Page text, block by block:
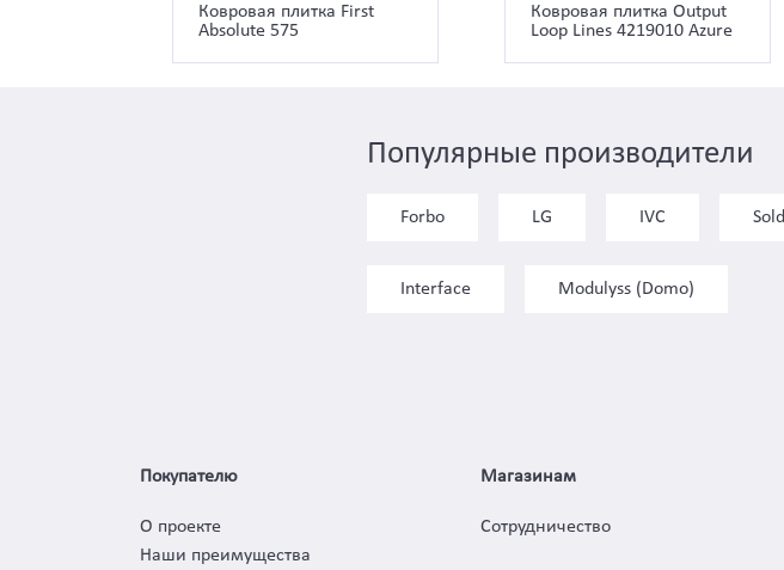
Ковровая плитка First
Absolute 575
Ковровая плитка Output
Loop Lines 4219010 Azure
Популярные производители
Forbo LG IVC Sold
Interface Modulyss (Domo)
Покупателю
О проекте
Наши преимущества
Магазинам
Сотрудничество